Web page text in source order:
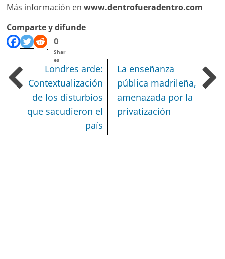
Más información enwww.dentrofueradentro.com
Comparte y difunde
0
Shar
es
Londres arde:
Contextualización
de los disturbios
que sacudieron el
país
La enseñanza
pública madrileña,
amenazada por la
privatización